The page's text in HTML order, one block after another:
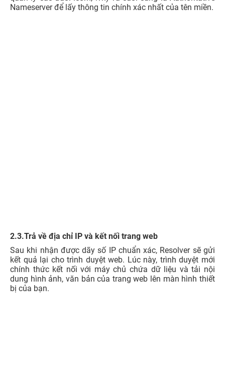
Nameserver để lấy thông tin chính xác nhất của tên miền.
2.3.Trả về địa chỉ IP và kết nối trang web
Sau khi nhận được dãy số IP chuẩn xác, Resolver sẽ gửi
kết quả lại cho trình duyệt web. Lúc này, trình duyệt mới
chính thức kết nối với máy chủ chứa dữ liệu và tải nội
dung hình ảnh, văn bản của trang web lên màn hình thiết
bị của bạn.